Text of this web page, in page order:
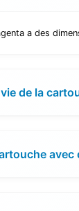
a des
de la